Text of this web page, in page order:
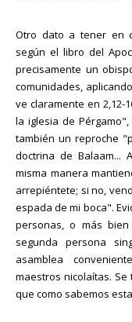
Otro dato a tener en
según el libro del
precisamente un
comunidades,
ve claramente en 2,12-
la iglesia de
también un reproche
doctrina de Balaam...
misma manera
arrepiéntete; si no,
espada de mi boca".
personas, o más
segunda persona
asamblea
maestros nicolaítas.
que como sabemos